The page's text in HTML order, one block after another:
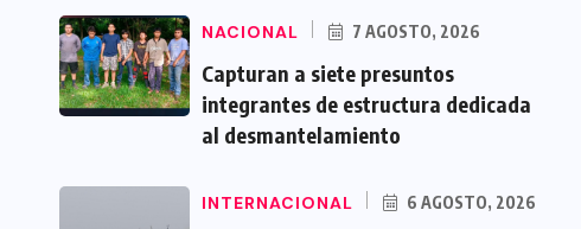
NACIONAL 7 AGOSTO, 2026
Capturan a siete presuntos
integrantes de estructura dedicada
al desmantelamiento
INTERNACIONAL 6 AGOSTO, 2026